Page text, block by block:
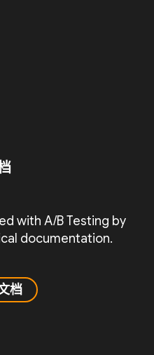
with A/B Testing by
documentation.
档